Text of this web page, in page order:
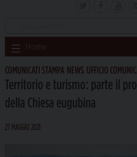
Skip
to
content
Home
COMUNICATI STAMPA NEWS UFFICIO
Territorio e turismo: parte il
della Chiesa eugubina
27 MAGGIO 2021